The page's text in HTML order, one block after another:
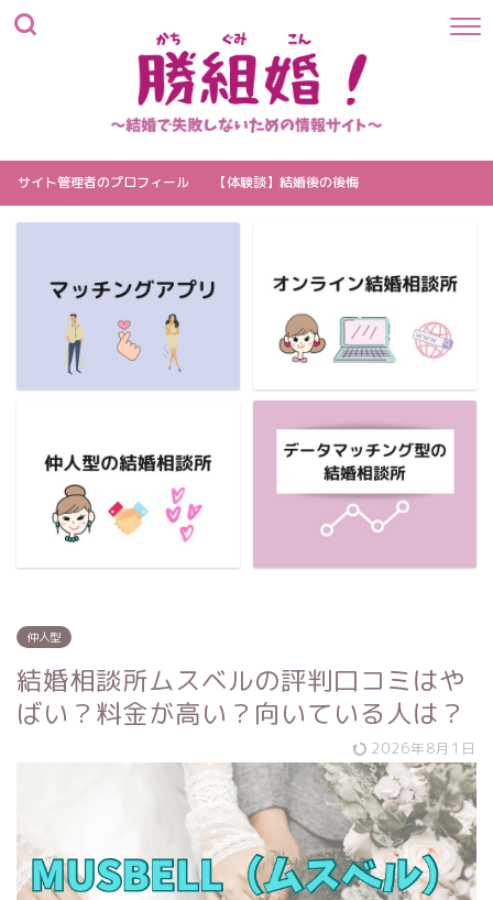
サイト管理者のプロフィール 【体験談】結婚後の後悔
仲人型
結婚相談所ムスベルの評判口コミはや
ばい？料金が高い？向いている人は？
2026年8月1日